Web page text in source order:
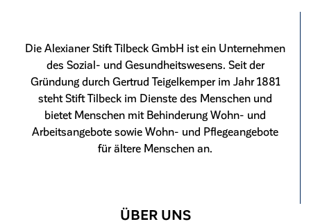
Die Alexianer Stift Tilbeck GmbH ist ein Unternehmen
des Sozial- und Gesundheitswesens. Seit der
Gründung durch Gertrud Teigelkemper im Jahr 1881
steht Stift Tilbeck im Dienste des Menschen und
bietet Menschen mit Behinderung Wohn- und
Arbeitsangebote sowie Wohn- und Pflegeangebote
für ältere Menschen an.
ÜBER UNS